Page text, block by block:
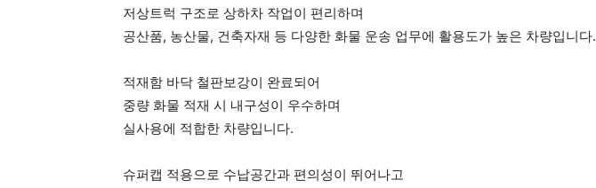
저상트럭 구조로 상하차 작업이 편리하며
공산품, 농산물, 건축자재 등 다양한 화물 운송 업무에 활용도가 높은 차량입니다.
적재함 바닥 철판보강이 완료되어
중량 화물 적재 시 내구성이 우수하며
실사용에 적합한 차량입니다.
슈퍼캡 적용으로 수납공간과 편의성이 뛰어나고